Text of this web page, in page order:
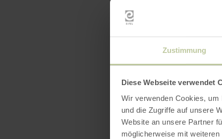
Zustimmung
Diese Webseite verwendet
Wir verwenden Cookies,
und die Zugriffe auf unsere
Website an unsere Partner
möglicherweise mit
De
Sauveurde
spirituel et